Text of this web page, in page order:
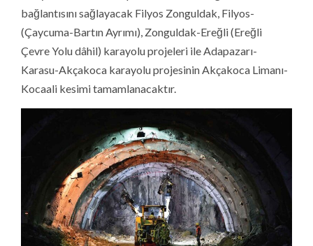
bağlantısını sağlayacak Filyos Zonguldak, Filyos-
(Çaycuma-Bartın Ayrımı), Zonguldak-Ereğli (Ereğli
Çevre Yolu dâhil) karayolu projeleri ile Adapazarı-
Karasu-Akçakoca karayolu projesinin Akçakoca Limanı-
Kocaali kesimi tamamlanacaktır.